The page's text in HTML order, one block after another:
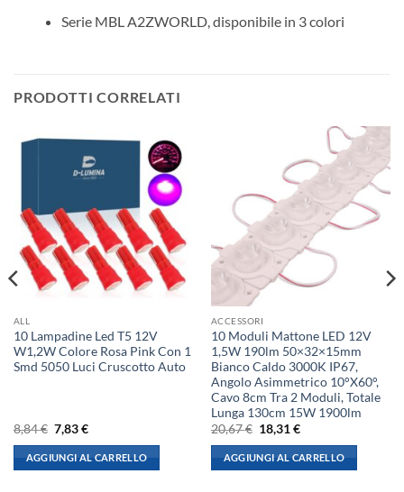
Serie MBL A2ZWORLD, disponibile in 3 colori
PRODOTTI CORRELATI
ALL
10 Lampadine Led T5 12V
W1,2W Colore Rosa Pink Con 1
Smd 5050 Luci Cruscotto Auto
8,84€ Il
prezzo
originale
era:
8,84 €.
7,83€Il
attuale
è:
7,83 €.
AGGIUNGI AL CARRELLO
ACCESSORI
10 Moduli Mattone LED 12V
1,5W 190lm 50×32×15mm
Bianco Caldo 3000K IP67,
Angolo Asimmetrico 10°X60°,
Cavo 8cm Tra 2 Moduli, Totale
Lunga 130cm 15W 1900lm
20,67€ Il
prezzo
originale
era:
20,67 €.
18,31€Il
attuale
è:
18,31 €.
AGGIUNGI AL CARRELLO